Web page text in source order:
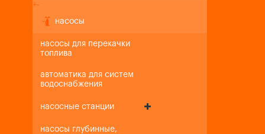
+-
насосы
насосы для перекачки
топлива
автоматика для систем
водоснабжения
насосные станции
насосы глубинные,